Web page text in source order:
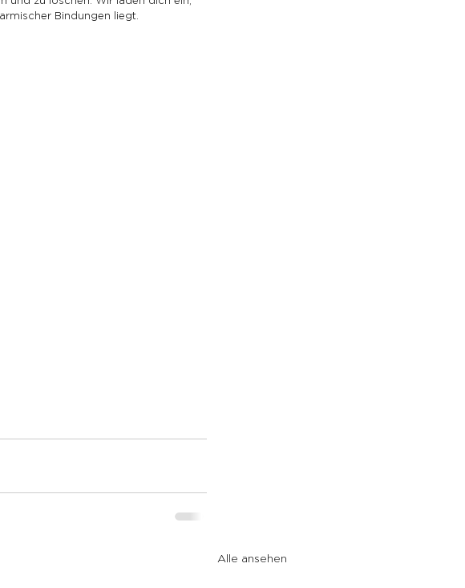
Bindungen liegt.
Alle ansehen